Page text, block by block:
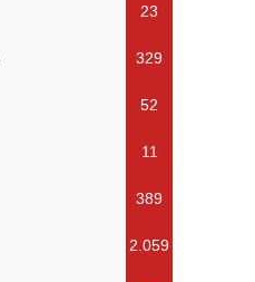
23
329
52
11
389
2.059